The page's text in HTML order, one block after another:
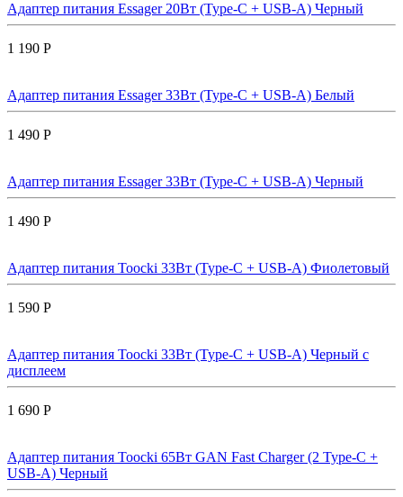
Адаптер питания Essager 20Вт (Type-C + USB-A) Черный
1 190 Р
Адаптер питания Essager 33Вт (Type-C + USB-A) Белый
1 490 Р
Адаптер питания Essager 33Вт (Type-C + USB-A) Черный
1 490 Р
Адаптер питания Toocki 33Вт (Type-C + USB-A) Фиолетовый
1 590 Р
Адаптер питания Toocki 33Вт (Type-C + USB-A) Черный с
дисплеем
1 690 Р
Адаптер питания Toocki 65Вт GAN Fast Charger (2 Type-C +
USB-A) Черный